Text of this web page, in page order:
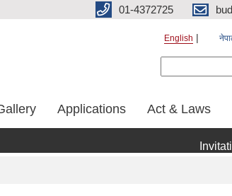
01-4372725
English
Applications Act & Laws